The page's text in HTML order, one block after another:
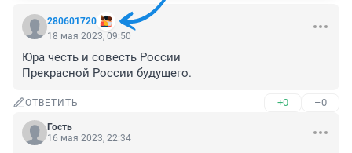
280601720
18 мая 2023, 09:50
Юра честь и совесть России
Прекрасной России будущего.
ОТВЕТИТЬ +0 –0
Гость
16 мая 2023, 22:34